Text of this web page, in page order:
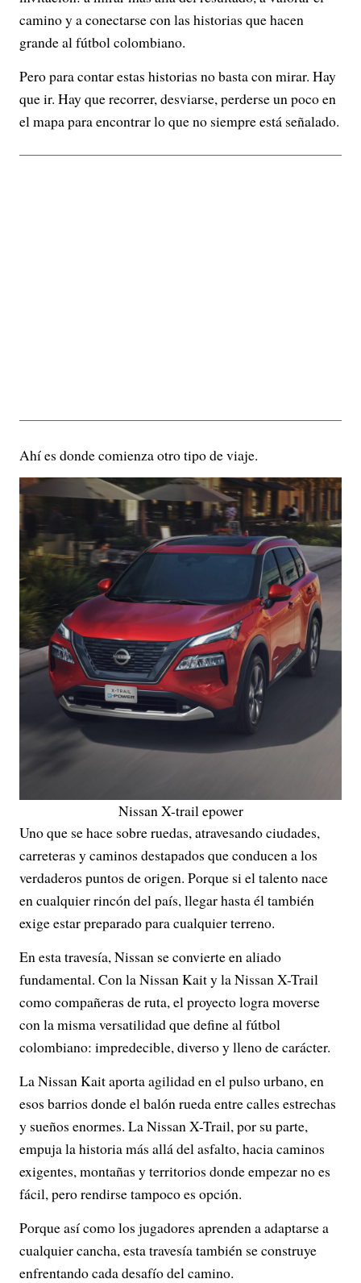
camino y a conectarse con las historias que hacen
grande al fútbol colombiano.
Pero para contar estas historias no basta con mirar. Hay
que ir. Hay que recorrer, desviarse, perderse un poco en
el mapa para encontrar lo que no siempre está señalado.
Ahí es donde comienza otro tipo de viaje.
Nissan X-trail epower
Uno que se hace sobre ruedas, atravesando ciudades,
carreteras y caminos destapados que conducen a los
verdaderos puntos de origen. Porque si el talento nace
en cualquier rincón del país, llegar hasta él también
exige estar preparado para cualquier terreno.
En esta travesía, Nissan se convierte en aliado
fundamental. Con la Nissan Kait y la Nissan X-Trail
como compañeras de ruta, el proyecto logra moverse
con la misma versatilidad que define al fútbol
colombiano: impredecible, diverso y lleno de carácter.
La Nissan Kait aporta agilidad en el pulso urbano, en
esos barrios donde el balón rueda entre calles estrechas
y sueños enormes. La Nissan X-Trail, por su parte,
empuja la historia más allá del asfalto, hacia caminos
exigentes, montañas y territorios donde empezar no es
fácil, pero rendirse tampoco es opción.
Porque así como los jugadores aprenden a adaptarse a
cualquier cancha, esta travesía también se construye
enfrentando cada desafío del camino.